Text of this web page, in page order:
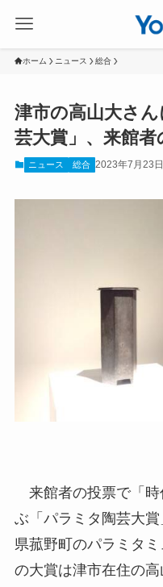
ホーム ニュース 総合
津市の高山大さ
芸大賞」、来館
ニュース 総合 2023年7月23日
来館者の投票で「時
ぶ「パラミタ陶芸大
県菰野町のパラミタ
の大賞は津市在住の